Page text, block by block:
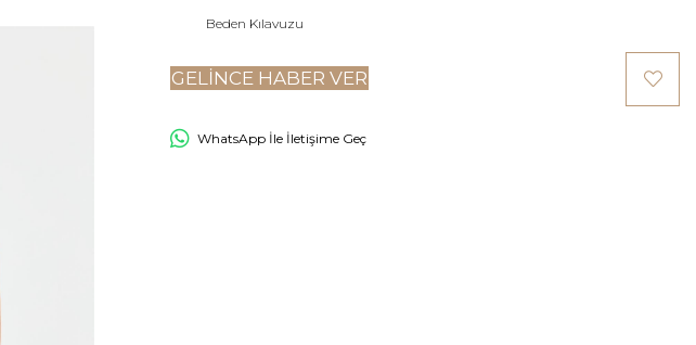
Beden Kılavuzu
GELINCE HABER VER
WhatsApp İle İletişime Geç